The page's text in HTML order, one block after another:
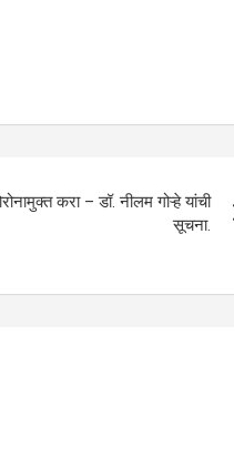
करा – डॉ. नीलम गोऱ्हे यांची
सूचना.